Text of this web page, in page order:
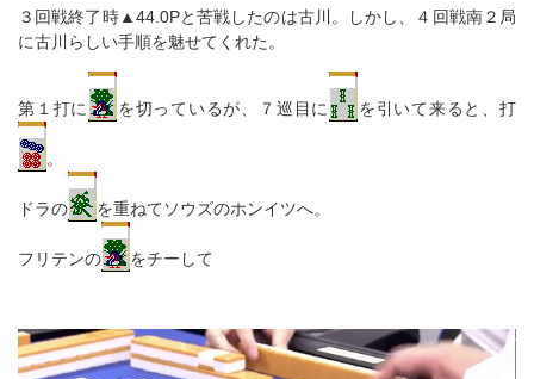
３回戦終了時▲44.0Pと苦戦したのは古川。しかし、４回戦南２局
に古川らしい手順を魅せてくれた。
第１打に を切っているが、７巡目に を引いて来ると、打
。
ドラの を重ねてソウズのホンイツへ。
フリテンの をチーして